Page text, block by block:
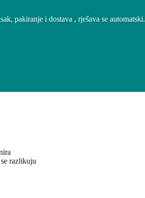
pakiranje i dostava , rješava se automatski.
razlikuju